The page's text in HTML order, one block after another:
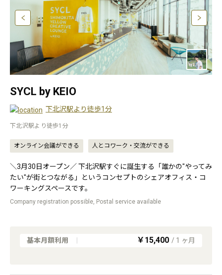
SYCL by KEIO
下北沢駅より徒歩1分
下北沢駅より徒歩1分
オンライン会議ができる 人とコワーク・交流ができる
＼3月30日オープン／ 下北沢駅すぐに誕生する「誰かの"やってみ
たい"が街とつながる」というコンセプトのシェアオフィス・コ
ワーキングスペースです。
Company registration possible, Postal service available
基本月額利用 ￥15,400 / 1 ヶ月